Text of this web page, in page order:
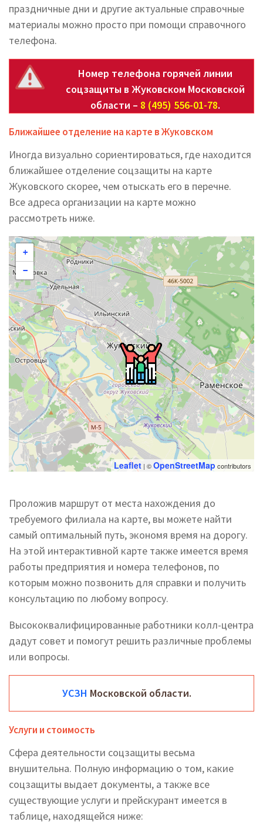
праздничные дни и другие актуальные справочные
материалы можно просто при помощи справочного
телефона.
Номер телефона горячей линии
соцзащиты в Жуковском Московской
области – 8 (495) 556-01-78.
Ближайшее отделение на карте в Жуковском
Иногда визуально сориентироваться, где находится
ближайшее отделение соцзащиты на карте
Жуковского скорее, чем отыскать его в перечне.
Все адреса организации на карте можно
рассмотреть ниже.
+
−
Leaflet | ©OpenStreetMap contributors
Проложив маршрут от места нахождения до
требуемого филиала на карте, вы можете найти
самый оптимальный путь, экономя время на дорогу.
На этой интерактивной карте также имеется время
работы предприятия и номера телефонов, по
которым можно позвонить для справки и получить
консультацию по любому вопросу.
Высококвалифицированные работники колл-центра
дадут совет и помогут решить различные проблемы
или вопросы.
УСЗН Московской области.
Услуги и стоимость
Сфера деятельности соцзащиты весьма
внушительна. Полную информацию о том, какие
соцзащиты выдает документы, а также все
существующие услуги и прейскурант имеется в
таблице, находящейся ниже: